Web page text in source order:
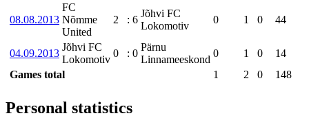
08.08.2013
FC
Nõmme
United
2 : 6
Jõhvi FC
Lokomotiv
0 1 0 44
04.09.2013
Jõhvi FC
Lokomotiv
0 : 0
Pärnu
Linnameeskond
0 1 0
14
Games total
1 2 0 148
Personal statistics